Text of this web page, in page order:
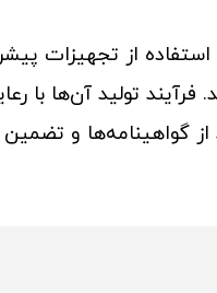
استفاده از تجهیزات
تولید آن‌ها با
گواهینامه‌ها و